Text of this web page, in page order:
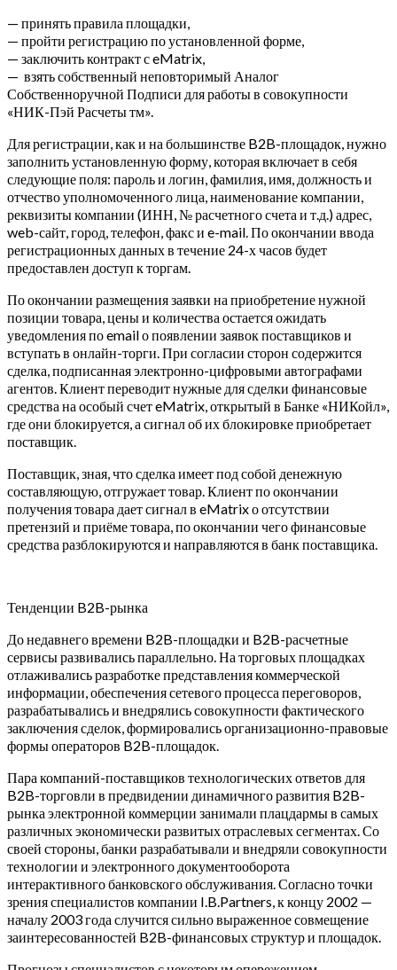
— принять правила площадки,
— пройти регистрацию по установленной форме,
— заключить контракт с eMatrix,
— взять собственный неповторимый Аналог
Собственноручной Подписи для работы в совокупности
«НИК-Пэй Расчеты тм».
Для регистрации, как и на большинстве B2B-площадок, нужно
заполнить установленную форму, которая включает в себя
следующие поля: пароль и логин, фамилия, имя, должность и
отчество уполномоченного лица, наименование компании,
реквизиты компании (ИНН, № расчетного счета и т.д.) адрес,
web-сайт, город, телефон, факс и e-mail. По окончании ввода
регистрационных данных в течение 24-х часов будет
предоставлен доступ к торгам.
По окончании размещения заявки на приобретение нужной
позиции товара, цены и количества остается ожидать
уведомления по email о появлении заявок поставщиков и
вступать в онлайн-торги. При согласии сторон содержится
сделка, подписанная электронно-цифровыми автографами
агентов. Клиент переводит нужные для сделки финансовые
средства на особый счет eMatrix, открытый в Банке «НИКойл»,
где они блокируется, а сигнал об их блокировке приобретает
поставщик.
Поставщик, зная, что сделка имеет под собой денежную
составляющую, отгружает товар. Клиент по окончании
получения товара дает сигнал в eMatrix о отсутствии
претензий и приёме товара, по окончании чего финансовые
средства разблокируются и направляются в банк поставщика.
Тенденции B2B-рынка
До недавнего времени B2B-площадки и B2B-расчетные
сервисы развивались параллельно. На торговых площадках
отлаживались разработке представления коммерческой
информации, обеспечения сетевого процесса переговоров,
разрабатывались и внедрялись совокупности фактического
заключения сделок, формировались организационно-правовые
формы операторов B2B-площадок.
Пара компаний-поставщиков технологических ответов для
B2B-торговли в предвидении динамичного развития B2B-
рынка электронной коммерции занимали плацдармы в самых
различных экономически развитых отраслевых сегментах. Со
своей стороны, банки разрабатывали и внедряли совокупности
технологии и электронного документооборота
интерактивного банковского обслуживания. Согласно точки
зрения специалистов компании I.B.Partners, к концу 2002 —
началу 2003 года случится сильно выраженное совмещение
заинтересованностей B2B-финансовых структур и площадок.